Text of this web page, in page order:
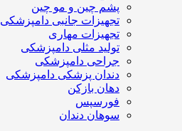
پشم چین و مو چین
تجهیزات جانبی دامپزشکی
تجهیزات مهاری
تولید مثلی دامپزشکی
جراحی دامپزشکی
دندان پزشکی دامپزشکی
دهان بازکن
فورسپس
سوهان دندان